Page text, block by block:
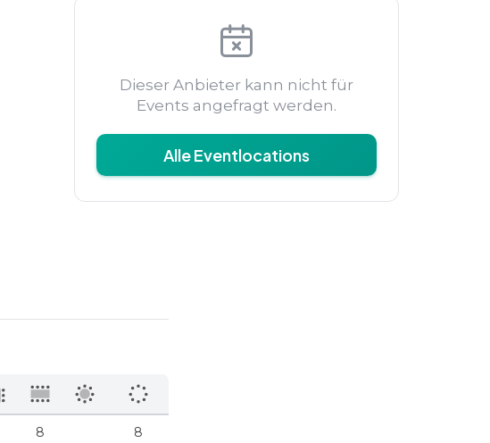
Dieser Anbieter kann nicht für
Events angefragt werden.
Alle Eventlocations
8 8